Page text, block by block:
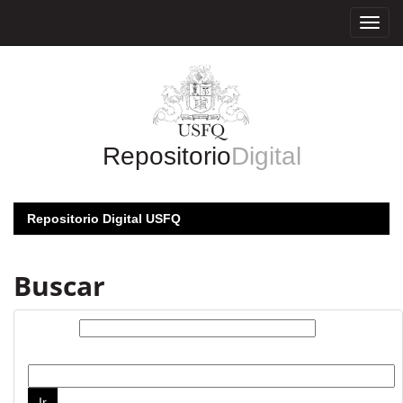
RepositorioDigital
Repositorio Digital USFQ
Buscar